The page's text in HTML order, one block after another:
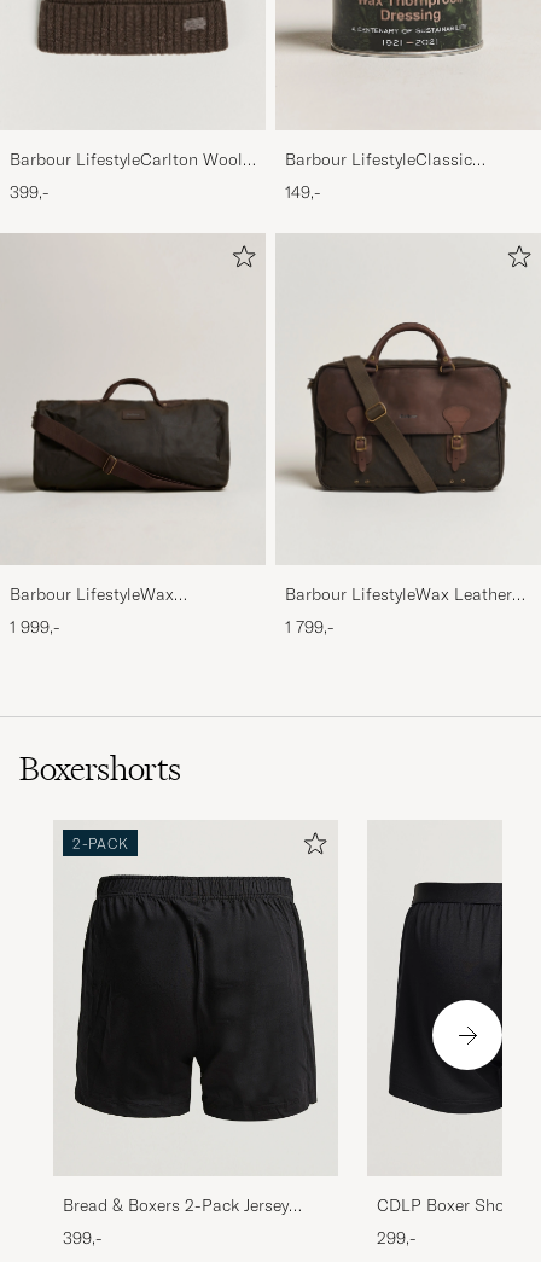
Barbour LifestyleCarlton Wool
BeanieMid Brown
399,-
Barbour LifestyleClassic
Thornproof Dressing
149,-
Barbour LifestyleWax
HoldallOlive
1 999,-
Barbour LifestyleWax Leather
Briefcase Olive
1 799,-
Boxershorts
2-PACK
Bread & Boxers 2-Pack Jersey
Boxer Shorts Black
399,-
CDLP Boxer Shorts
299,-